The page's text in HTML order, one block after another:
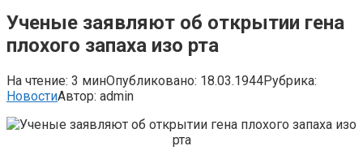
Ученые заявляют об открытии гена
плохого запаха изо рта
На чтение: 3 минОпубликовано: 18.03.1944Рубрика:
НовостиАвтор: admin